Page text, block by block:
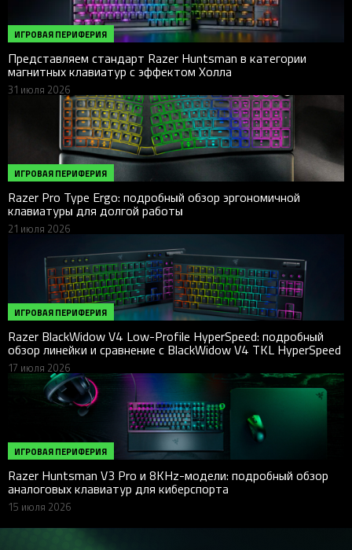
ИГРОВАЯ ПЕРИФЕРИЯ
Представляем стандарт Razer Huntsman в категории
магнитных клавиатур с эффектом Холла
31 июля 2026
ИГРОВАЯ ПЕРИФЕРИЯ
Razer Pro Type Ergo: подробный обзор эргономичной
клавиатуры для долгой работы
21 июля 2026
ИГРОВАЯ ПЕРИФЕРИЯ
Razer BlackWidow V4 Low-Profile HyperSpeed: подробный
обзор линейки и сравнение с BlackWidow V4 TKL HyperSpeed
17 июля 2026
ИГРОВАЯ ПЕРИФЕРИЯ
Razer Huntsman V3 Pro и 8KHz-модели: подробный обзор
аналоговых клавиатур для киберспорта
15 июля 2026